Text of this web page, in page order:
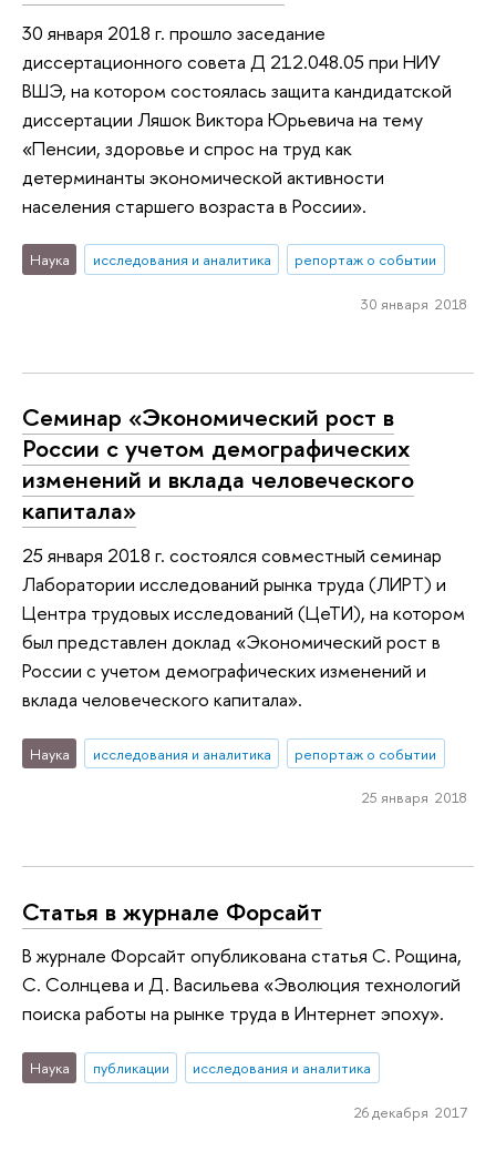
30 января 2018 г. прошло заседание
диссертационного совета Д 212.048.05 при НИУ
ВШЭ, на котором состоялась защита кандидатской
диссертации Ляшок Виктора Юрьевича на тему
«Пенсии, здоровье и спрос на труд как
детерминанты экономической активности
населения старшего возраста в России».
Наука исследования и аналитика репортаж о событии
30 января 2018
Семинар «Экономический рост в
России с учетом демографических
изменений и вклада человеческого
капитала»
25 января 2018 г. состоялся совместный семинар
Лаборатории исследований рынка труда (ЛИРТ) и
Центра трудовых исследований (ЦеТИ), на котором
был представлен доклад «Экономический рост в
России с учетом демографических изменений и
вклада человеческого капитала».
Наука исследования и аналитика репортаж о событии
25 января 2018
Статья в журнале Форсайт
В журнале Форсайт опубликована статья С. Рощина,
С. Солнцева и Д. Васильева «Эволюция технологий
поиска работы на рынке труда в Интернет эпоху».
Наука публикации исследования и аналитика
26 декабря 2017